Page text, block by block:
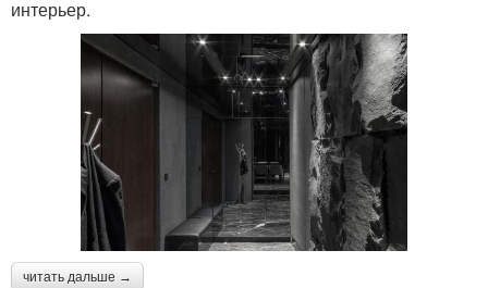
интерьер.
читать дальше →